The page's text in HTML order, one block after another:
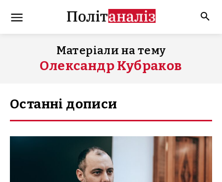
Матеріали на тему
Олександр Кубраков
Останні дописи